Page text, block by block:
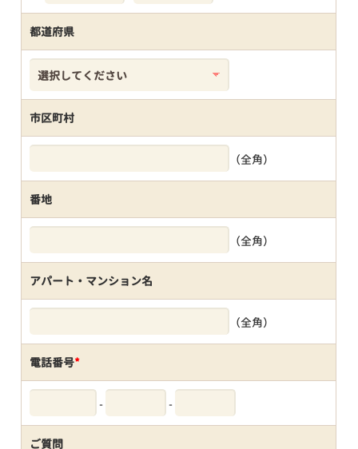
都道府県
市区町村
（全角）
番地
（全角）
アパート・マンション名
（全角）
電話番号*
- -
ご質問